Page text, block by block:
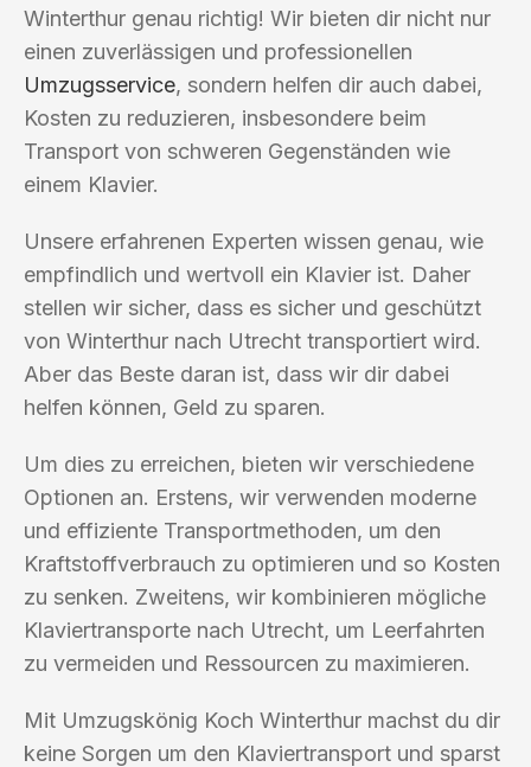
Winterthur genau richtig! Wir bieten dir nicht nur
einen zuverlässigen und professionellen
Umzugsservice, sondern helfen dir auch dabei,
Kosten zu reduzieren, insbesondere beim
Transport von schweren Gegenständen wie
einem Klavier.
Unsere erfahrenen Experten wissen genau, wie
empfindlich und wertvoll ein Klavier ist. Daher
stellen wir sicher, dass es sicher und geschützt
von Winterthur nach Utrecht transportiert wird.
Aber das Beste daran ist, dass wir dir dabei
helfen können, Geld zu sparen.
Um dies zu erreichen, bieten wir verschiedene
Optionen an. Erstens, wir verwenden moderne
und effiziente Transportmethoden, um den
Kraftstoffverbrauch zu optimieren und so Kosten
zu senken. Zweitens, wir kombinieren mögliche
Klaviertransporte nach Utrecht, um Leerfahrten
zu vermeiden und Ressourcen zu maximieren.
Mit Umzugskönig Koch Winterthur machst du dir
keine Sorgen um den Klaviertransport und sparst